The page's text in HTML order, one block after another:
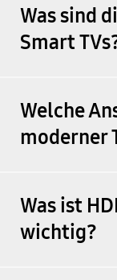
Was sind
Smart
Welche
moderner
Was ist
wichtig?